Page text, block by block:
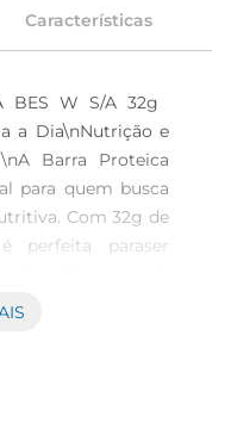
Características
BES W S/A 32g
a Dia\nNutrição e
Barra Proteica
para quem busca
Com 32g de
perfeita paraser
Seu sabor